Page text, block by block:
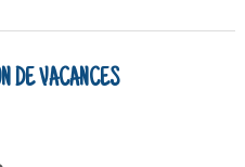
DE VACANCES